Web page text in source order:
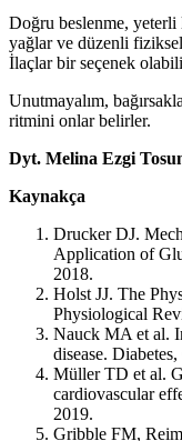
Doğru beslenme, yeterli
yağlar ve düzenli
İlaçlar bir seçenek
Unutmayalım,
ritmini onlar belirler.
Dyt. Melina Ezgi
Kaynakça
Drucker DJ.
Application of
2018.
Holst JJ. The
Physiological
Nauck MA et al.
disease.
Müller TD et al.
cardiovascular
2019.
Gribble FM,